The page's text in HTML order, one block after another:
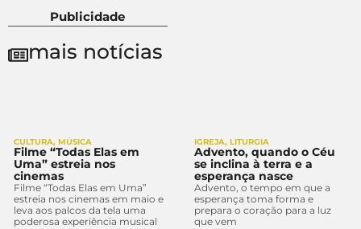
Publicidade
mais notícias
CULTURA, MÚSICA
Filme “Todas Elas em
Uma” estreia nos
cinemas
Filme “Todas Elas em Uma”
estreia nos cinemas em maio e
leva aos palcos da tela uma
poderosa experiência musical
IGREJA, LITURGIA
Advento, quando o Céu
se inclina à terra e a
esperança nasce
Advento, o tempo em que a
esperança toma forma e
prepara o coração para a luz
que vem